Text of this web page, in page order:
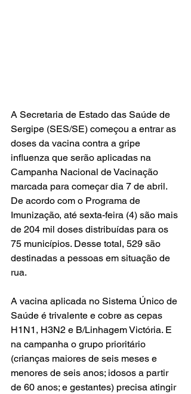
A Secretaria de Estado das Saúde de
Sergipe (SES/SE) começou a entrar as
doses da vacina contra a gripe
influenza que serão aplicadas na
Campanha Nacional de Vacinação
marcada para começar dia 7 de abril.
De acordo com o Programa de
Imunização, até sexta-feira (4) são mais
de 204 mil doses distribuídas para os
75 municípios. Desse total, 529 são
destinadas a pessoas em situação de
rua.
A vacina aplicada no Sistema Único de
Saúde é trivalente e cobre as cepas
H1N1, H3N2 e B/Linhagem Victória. E
na campanha o grupo prioritário
(crianças maiores de seis meses e
menores de seis anos; idosos a partir
de 60 anos; e gestantes) precisa atingir